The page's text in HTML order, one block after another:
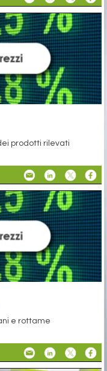
prodotti rilevati
e rottame